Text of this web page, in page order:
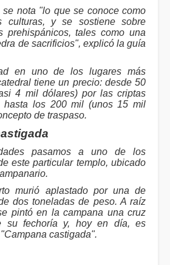
se nota "lo que se conoce como
culturas, y se sostiene sobre
prehispánicos, tales como una
de sacrificios", explicó la guía
en uno de los lugares más
tiene un precio: desde 50
4 mil dólares) por las criptas
hasta los 200 mil (unos 15 mil
de traspaso.
pasamos a uno de los
este particular templo, ubicado
murió aplastado por una de
dos toneladas de peso. A raíz
pintó en la campana una cruz
su fechoría y, hoy en día, es
castigada".